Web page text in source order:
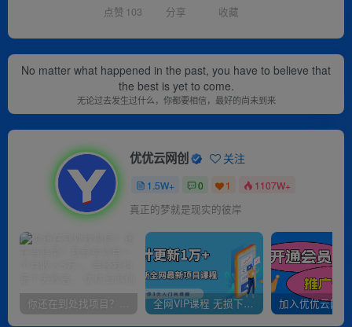
点赞 103 分享 收藏
No matter what happened in the past, you have to believe that
the best is yet to come.
无论过去发生过什么，你都要相信，最好的尚未到来
优优云网创 关注
1.5W+ 0 1 1107W+
真正的梦就是现实的彼岸
你还在到处找项目？还在当韭菜？我靠卖项目一个月收入5万+，曾经我也是个失败者。 全网VIP课程 无损下载~